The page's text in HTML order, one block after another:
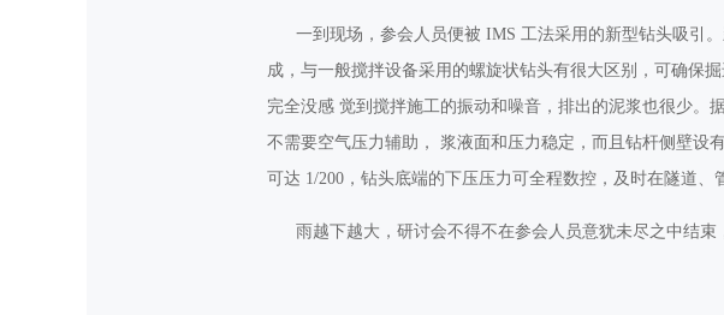
一到现场，参会人员便被 IMS 工法采用的新型钻头吸引。
成，与一般搅拌设备采用的螺旋状钻头有很大区别，可确保
完全没感 觉到搅拌施工的振动和噪音，排出的泥浆也很少。
不需要空气压力辅助， 浆液面和压力稳定，而且钻杆侧壁设
可达 1/200，钻头底端的下压压力可全程数控，及时在隧道、
雨越下越大，研讨会不得不在参会人员意犹未尽之中结束